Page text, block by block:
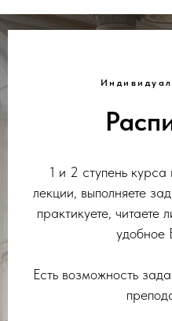
1 и 2 ступень
лекции, выполняете
практикуете, читаете
удобное
Есть возможность